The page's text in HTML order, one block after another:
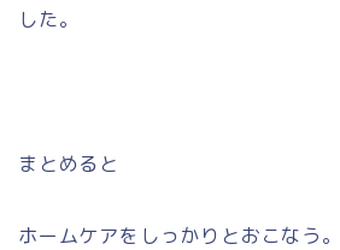
した。
まとめると
ホームケアをしっかりとおこなう。